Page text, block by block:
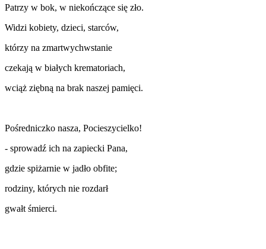
Patrzy w bok, w niekończące się zło.
Widzi kobiety, dzieci, starców,
którzy na zmartwychwstanie
czekają w białych krematoriach,
wciąż ziębną na brak naszej pamięci.
Pośredniczko nasza, Pocieszycielko!
- sprowadź ich na zapiecki Pana,
gdzie spiżarnie w jadło obfite;
rodziny, których nie rozdarł
gwałt śmierci.